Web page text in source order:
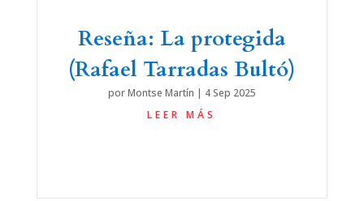
Reseña: La protegida
(Rafael Tarradas Bultó)
porMontse Martín | 4 Sep 2025
LEER MÁS